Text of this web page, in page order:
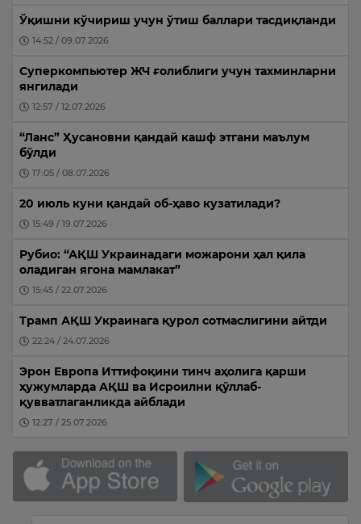
Ўқишни кўчириш учун ўтиш баллари тасдиқланди
14:52 / 09.07.2026
Суперкомпьютер ЖЧ ғолиблиги учун тахминларни
янгилади
12:57 / 12.07.2026
“Ланс” Ҳусановни қандай кашф этгани маълум
бўлди
17:05 / 08.07.2026
20 июль куни қандай об-ҳаво кузатилади?
15:49 / 19.07.2026
Рубио: “АҚШ Украинадаги можарони ҳал қила
оладиган ягона мамлакат”
15:45 / 22.07.2026
Трамп АҚШ Украинага қурол сотмаслигини айтди
22:24 / 24.07.2026
Эрон Европа Иттифоқини тинч аҳолига қарши
ҳужумларда АҚШ ва Исроилни қўллаб-
қувватлаганликда айблади
12:27 / 25.07.2026